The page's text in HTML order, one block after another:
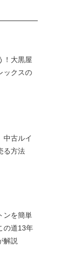
！大黒屋
ックスの
中古ルイ
る方法
ンを簡単
の道13年
解説